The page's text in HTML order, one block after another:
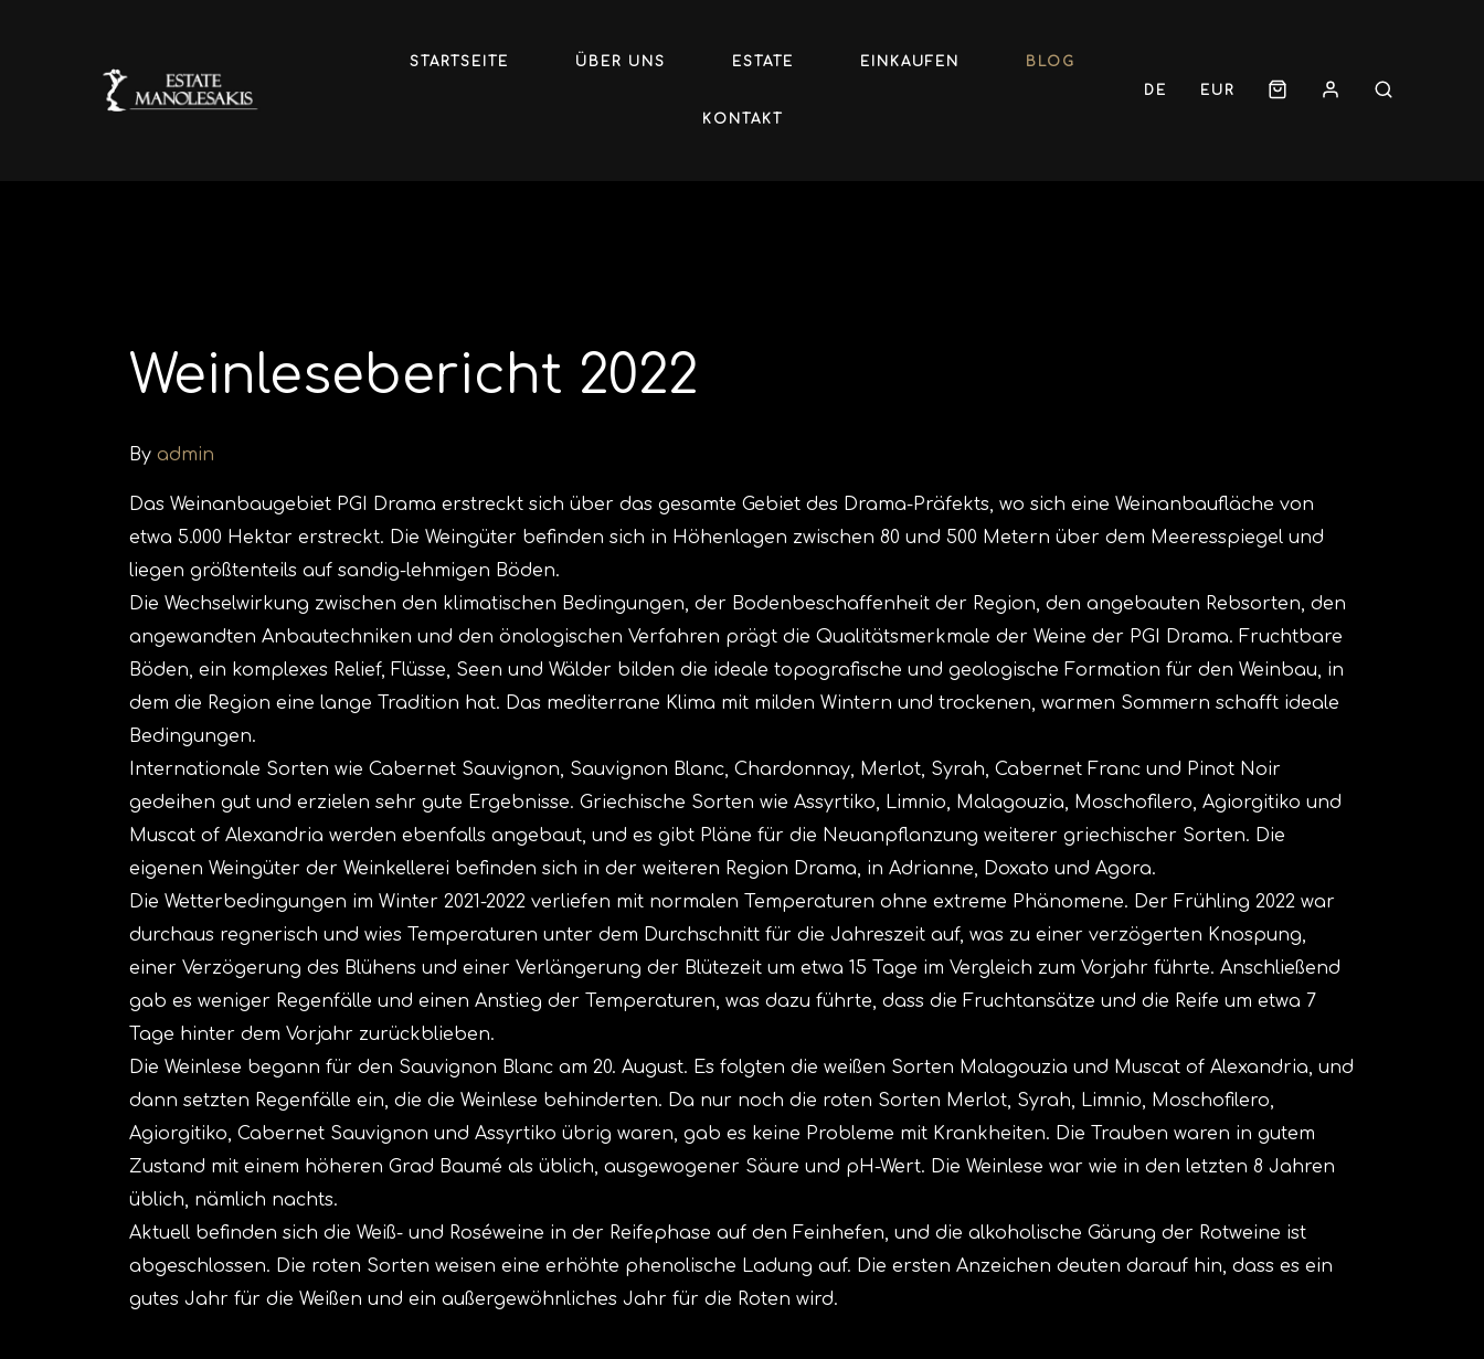
STARTSEITE ÜBER UNS ESTATE EINKAUFEN BLOG
KONTAKT
DE EUR
Weinlesebericht 2022
By admin
Das Weinanbaugebiet PGI Drama erstreckt sich über das gesamte Gebiet des Drama-Präfekts, wo sich eine Weinanbaufläche von
etwa 5.000 Hektar erstreckt. Die Weingüter befinden sich in Höhenlagen zwischen 80 und 500 Metern über dem Meeresspiegel und
liegen größtenteils auf sandig-lehmigen Böden.
Die Wechselwirkung zwischen den klimatischen Bedingungen, der Bodenbeschaffenheit der Region, den angebauten Rebsorten, den
angewandten Anbautechniken und den önologischen Verfahren prägt die Qualitätsmerkmale der Weine der PGI Drama. Fruchtbare
Böden, ein komplexes Relief, Flüsse, Seen und Wälder bilden die ideale topografische und geologische Formation für den Weinbau, in
dem die Region eine lange Tradition hat. Das mediterrane Klima mit milden Wintern und trockenen, warmen Sommern schafft ideale
Bedingungen.
Internationale Sorten wie Cabernet Sauvignon, Sauvignon Blanc, Chardonnay, Merlot, Syrah, Cabernet Franc und Pinot Noir
gedeihen gut und erzielen sehr gute Ergebnisse. Griechische Sorten wie Assyrtiko, Limnio, Malagouzia, Moschofilero, Agiorgitiko und
Muscat of Alexandria werden ebenfalls angebaut, und es gibt Pläne für die Neuanpflanzung weiterer griechischer Sorten. Die
eigenen Weingüter der Weinkellerei befinden sich in der weiteren Region Drama, in Adrianne, Doxato und Agora.
Die Wetterbedingungen im Winter 2021-2022 verliefen mit normalen Temperaturen ohne extreme Phänomene. Der Frühling 2022 war
durchaus regnerisch und wies Temperaturen unter dem Durchschnitt für die Jahreszeit auf, was zu einer verzögerten Knospung,
einer Verzögerung des Blühens und einer Verlängerung der Blütezeit um etwa 15 Tage im Vergleich zum Vorjahr führte. Anschließend
gab es weniger Regenfälle und einen Anstieg der Temperaturen, was dazu führte, dass die Fruchtansätze und die Reife um etwa 7
Tage hinter dem Vorjahr zurückblieben.
Die Weinlese begann für den Sauvignon Blanc am 20. August. Es folgten die weißen Sorten Malagouzia und Muscat of Alexandria, und
dann setzten Regenfälle ein, die die Weinlese behinderten. Da nur noch die roten Sorten Merlot, Syrah, Limnio, Moschofilero,
Agiorgitiko, Cabernet Sauvignon und Assyrtiko übrig waren, gab es keine Probleme mit Krankheiten. Die Trauben waren in gutem
Zustand mit einem höheren Grad Baumé als üblich, ausgewogener Säure und pH-Wert. Die Weinlese war wie in den letzten 8 Jahren
üblich, nämlich nachts.
Aktuell befinden sich die Weiß- und Roséweine in der Reifephase auf den Feinhefen, und die alkoholische Gärung der Rotweine ist
abgeschlossen. Die roten Sorten weisen eine erhöhte phenolische Ladung auf. Die ersten Anzeichen deuten darauf hin, dass es ein
gutes Jahr für die Weißen und ein außergewöhnliches Jahr für die Roten wird.